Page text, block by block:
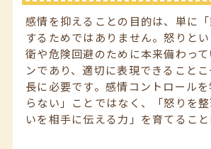
感情を抑えることの目的は、単に
するためではありません。怒りと
衛や危険回避のために本来備わっ
ンであり、適切に表現できること
長に必要です。感情コントロール
らない」ことではなく、「怒りを
いを相手に伝える力」を育てること